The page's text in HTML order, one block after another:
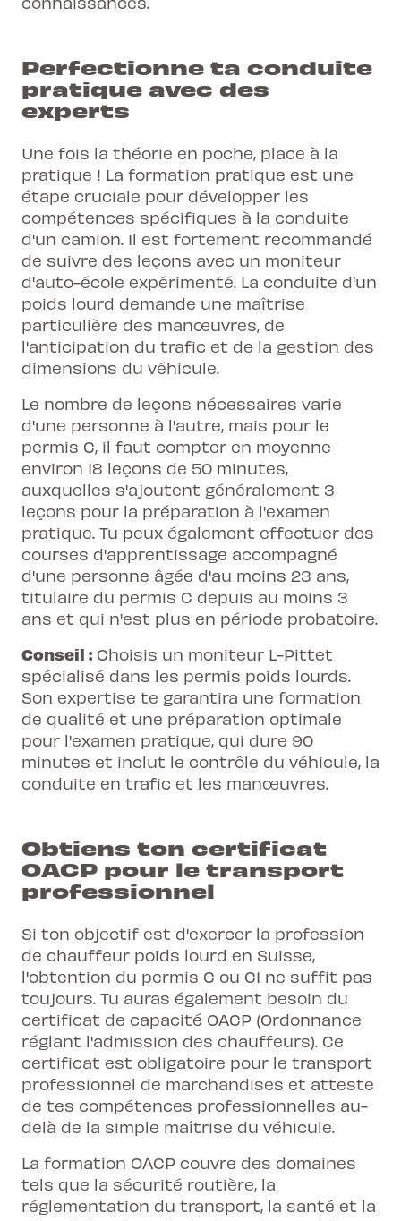
Perfectionne ta conduite
pratique avec des
experts
Une fois la théorie en poche, place à la
pratique ! La formation pratique est une
étape cruciale pour développer les
compétences spécifiques à la conduite
d'un camion. Il est fortement recommandé
de suivre des leçons avec un moniteur
d'auto-école expérimenté. La conduite d'un
poids lourd demande une maîtrise
particulière des manœuvres, de
l'anticipation du trafic et de la gestion des
dimensions du véhicule.
Le nombre de leçons nécessaires varie
d'une personne à l'autre, mais pour le
permis C, il faut compter en moyenne
environ 18 leçons de 50 minutes,
auxquelles s'ajoutent généralement 3
leçons pour la préparation à l'examen
pratique. Tu peux également effectuer des
courses d'apprentissage accompagné
d'une personne âgée d'au moins 23 ans,
titulaire du permis C depuis au moins 3
ans et qui n'est plus en période probatoire.
Conseil : Choisis un moniteur L-Pittet
spécialisé dans les permis poids lourds.
Son expertise te garantira une formation
de qualité et une préparation optimale
pour l'examen pratique, qui dure 90
minutes et inclut le contrôle du véhicule, la
conduite en trafic et les manœuvres.
Obtiens ton certificat
OACP pour le transport
professionnel
Si ton objectif est d'exercer la profession
de chauffeur poids lourd en Suisse,
l'obtention du permis C ou C1 ne suffit pas
toujours. Tu auras également besoin du
certificat de capacité OACP (Ordonnance
réglant l'admission des chauffeurs). Ce
certificat est obligatoire pour le transport
professionnel de marchandises et atteste
de tes compétences professionnelles au-
delà de la simple maîtrise du véhicule.
La formation OACP couvre des domaines
tels que la sécurité routière, la
réglementation du transport, la santé et la